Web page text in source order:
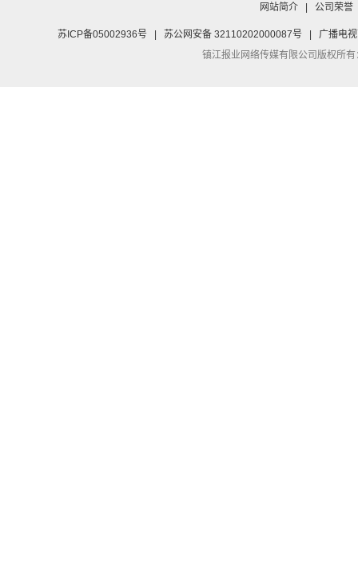
网站简介 公司荣誉
苏ICP备05002936号 苏公网安备 32110202000087号
广播电
镇江报业网络传媒有限公司版权所